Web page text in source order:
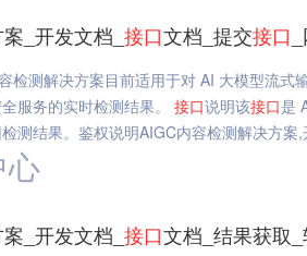
_开发文档_ 接口文档_提交接口
检测解决方案目前适用于对 AI 大模型流式
服务的实时检测结果。 接口说明该接口是
测结果。鉴权说明AIGC内容检测解决方案
心
_开发文档_ 接口文档_结果获取